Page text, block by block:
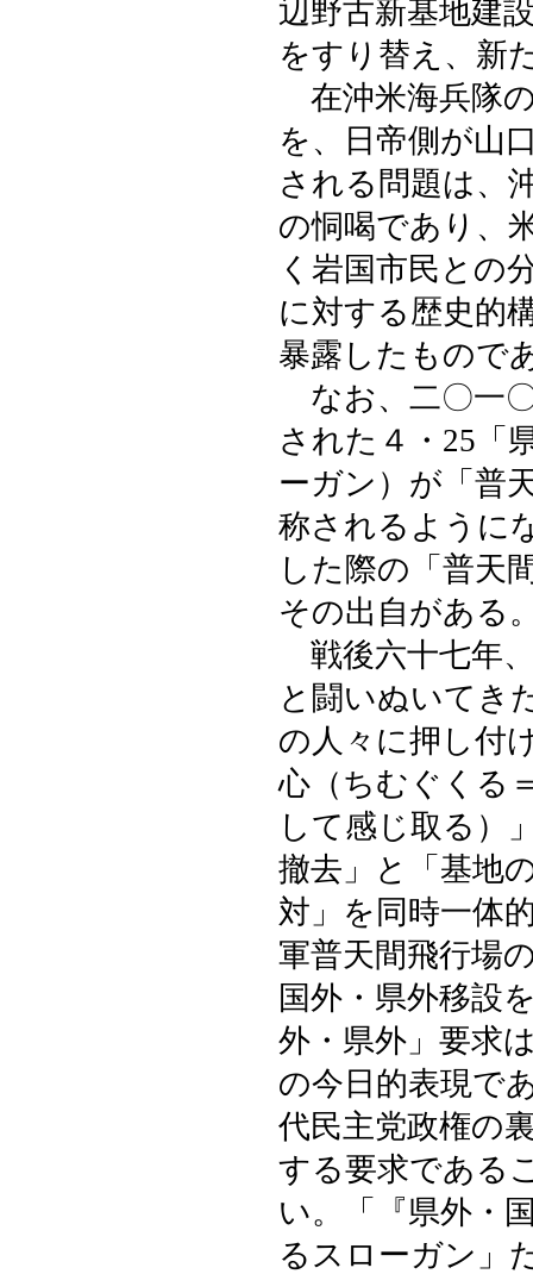
辺野古新基地建
をすり替え、新
在沖米海兵隊
を、日帝側が山
される問題は、
の恫喝であり、
く岩国市民との
に対する歴史的
暴露したもので
なお、二〇一
された４・25「
ーガン）が「普
称されるように
した際の「普天
その出自がある
戦後六十七年
と闘いぬいてき
の人々に押し付
心（ちむぐくる
して感じ取る）
撤去」と「基地
対」を同時一体
軍普天間飛行場
国外・県外移設
外・県外」要求
の今日的表現で
代民主党政権の
する要求である
い。「『県外・
るスローガン」